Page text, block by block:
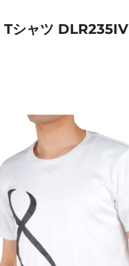
シャツ DLR235IV